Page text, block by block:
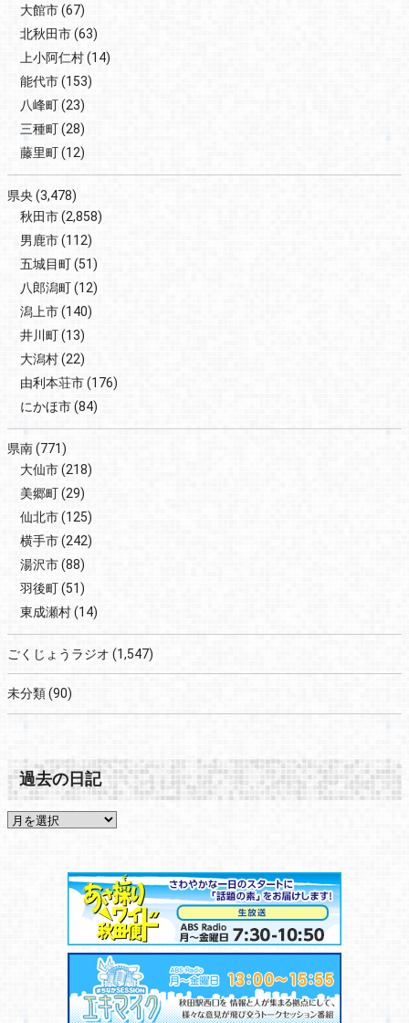
大館市(67)
北秋田市(63)
上小阿仁村(14)
能代市(153)
八峰町(23)
三種町(28)
藤里町(12)
県央(3,478)
秋田市(2,858)
男鹿市(112)
五城目町(51)
八郎潟町(12)
潟上市(140)
井川町(13)
大潟村(22)
由利本荘市(176)
にかほ市(84)
県南(771)
大仙市(218)
美郷町(29)
仙北市(125)
横手市(242)
湯沢市(88)
羽後町(51)
東成瀬村(14)
ごくじょうラジオ (1,547)
未分類(90)
過去の日記